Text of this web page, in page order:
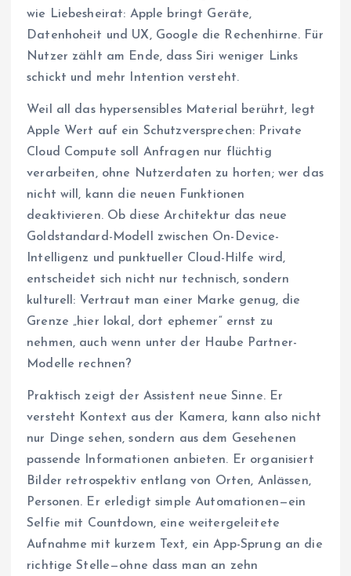
wie Liebesheirat: Apple bringt Geräte,
Datenhoheit und UX, Google die Rechenhirne. Für
Nutzer zählt am Ende, dass Siri weniger Links
schickt und mehr Intention versteht.
Weil all das hypersensibles Material berührt, legt
Apple Wert auf ein Schutzversprechen: Private
Cloud Compute soll Anfragen nur flüchtig
verarbeiten, ohne Nutzerdaten zu horten; wer das
nicht will, kann die neuen Funktionen
deaktivieren. Ob diese Architektur das neue
Goldstandard-Modell zwischen On-Device-
Intelligenz und punktueller Cloud-Hilfe wird,
entscheidet sich nicht nur technisch, sondern
kulturell: Vertraut man einer Marke genug, die
Grenze „hier lokal, dort ephemer“ ernst zu
nehmen, auch wenn unter der Haube Partner-
Modelle rechnen?
Praktisch zeigt der Assistent neue Sinne. Er
versteht Kontext aus der Kamera, kann also nicht
nur Dinge sehen, sondern aus dem Gesehenen
passende Informationen anbieten. Er organisiert
Bilder retrospektiv entlang von Orten, Anlässen,
Personen. Er erledigt simple Automationen—ein
Selfie mit Countdown, eine weitergeleitete
Aufnahme mit kurzem Text, ein App-Sprung an die
richtige Stelle—ohne dass man an zehn